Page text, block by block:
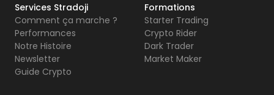
Services Stradoji
Comment ça marche ?
Performances
Notre Histoire
Newsletter
Guide Crypto
Formations
Starter Trading
Crypto Rider
Dark Trader
Market Maker